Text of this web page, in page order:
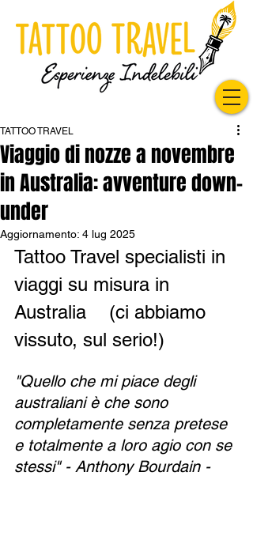
Viaggio di nozze a novembre
in Australia: avventure down-
under
TATTOO TRAVEL
Aggiornamento: 4 lug 2025
Tattoo Travel specialisti in
viaggi su misura in
Australia 	(ci abbiamo
vissuto, sul serio!)
"Quello che mi piace degli
australiani è che sono
completamente senza pretese
e totalmente a loro agio con se
stessi" - Anthony Bourdain -